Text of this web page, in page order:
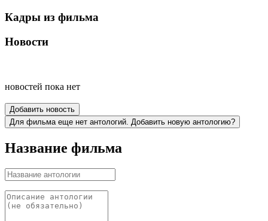
Кадры из фильма
Новости
новостей пока нет
Добавить новость
Для фильма еще нет антологий. Добавить новую антологию?
Название фильма